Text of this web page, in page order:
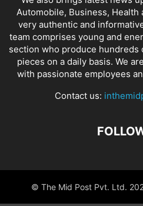
Automobile, Business,
very authentic and
team comprises young and
section who produce
pieces on a daily basis. We
with passionate employees
Contact us:
© The Mid Post Pvt. Ltd.